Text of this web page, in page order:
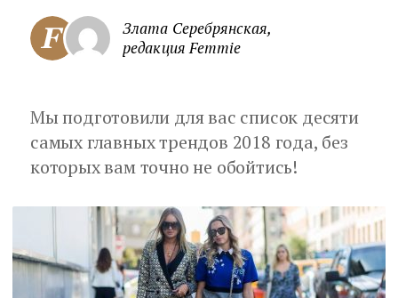
Злата Серебрянская,
редакция Femmie
Мы подготовили для вас список десяти
самых главных трендов 2018 года, без
которых вам точно не обойтись!